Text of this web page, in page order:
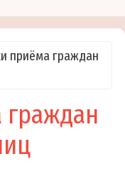
приёма граждан